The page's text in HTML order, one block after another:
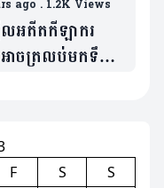
ago . 1.2K Views
ើលអតីតកីឡាករ
ចត្រលប់មកទឹកដី
F S
S